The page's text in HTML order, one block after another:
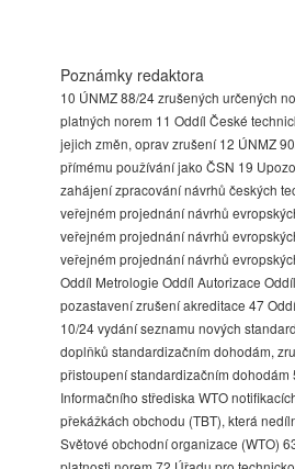
Poznámky redaktora
10 ÚNMZ 88/24 zrušených určených
platných norem 11 Oddíl České
jejich změn, oprav zrušení 12 ÚNMZ
přímému používání jako ČSN 19
zahájení zpracování návrhů českých
veřejném projednání návrhů
veřejném projednání návrhů
veřejném projednání návrhů
Oddíl Metrologie Oddíl Autorizace
pozastavení zrušení akreditace 47
10/24 vydání seznamu nových
doplňků standardizačním dohodám,
přistoupení standardizačním dohodám
Informačního střediska WTO
překážkách obchodu (TBT), která
Světové obchodní organizace (WTO)